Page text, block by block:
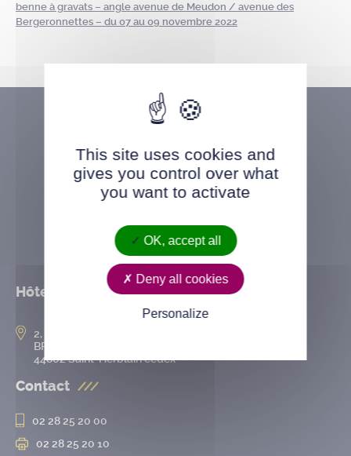
benne à gravats – angle avenue de Meudon / avenue des
Bergeronnettes – du 07 au 09 novembre 2022
Hôtel de ville
2, rue de l’Hôtel-de-Ville
BP 50167
44802 Saint-Herblain cedex
Contact
02 28 25 20 00
02 28 25 20 10
This site uses cookies and
gives you control over what
you want to activate
OK, accept all
Deny all cookies
Personalize